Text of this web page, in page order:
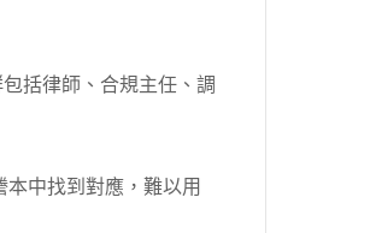
括律師、合規主任、調
中找到對應，難以用